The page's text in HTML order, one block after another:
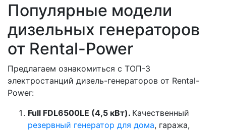
Популярные модели
дизельных генераторов
от Rental-Power
Предлагаем ознакомиться с ТОП-3
электростанций дизель-генераторов от Rental-
Power:
Full FDL6500LE (4,5 кВт). Качественный
резервный генератор для дома, гаража,